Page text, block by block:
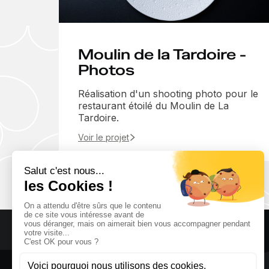
Moulin de la Tardoire -
Photos
Réalisation d'un shooting photo pour le
restaurant étoilé du Moulin de La
Tardoire.
Voir le projet
Spot publicitaire